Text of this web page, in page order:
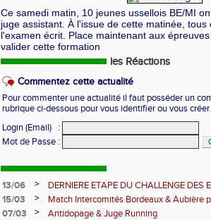
Ce samedi matin, 10 jeunes ussellois BE/MI
juge assistant. À l'issue de cette matinée,
l'examen écrit. Place maintenant aux
valider cette formation
les Réactions
Commentez cette actualité
Pour commenter une actualité il faut posséder un
rubrique ci-dessous pour vous identifier ou vous
Login (Email)
:
Mot de Passe :
13/06 >
DERNIERE ETAPE DU CHALLENGE DES
15/03
>
Match Intercomités Bordeaux & Aubière
Pantaléon
07/03 >
Antidopage & Juge Running